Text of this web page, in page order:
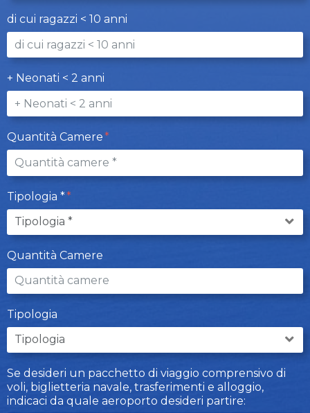
di cui ragazzi < 10 anni
+ Neonati < 2 anni
Quantità Camere
Tipologia *
Quantità Camere
Tipologia
Se desideri un pacchetto di viaggio comprensivo di
voli, biglietteria navale, trasferimenti e alloggio,
indicaci da quale aeroporto desideri partire: